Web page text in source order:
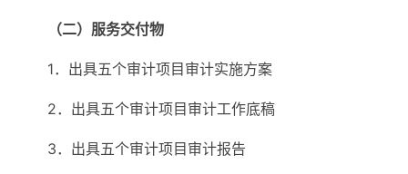
（二）服务交付物
1．出具五个审计项目审计实施方案
2．出具五个审计项目审计工作底稿
3．出具五个审计项目审计报告